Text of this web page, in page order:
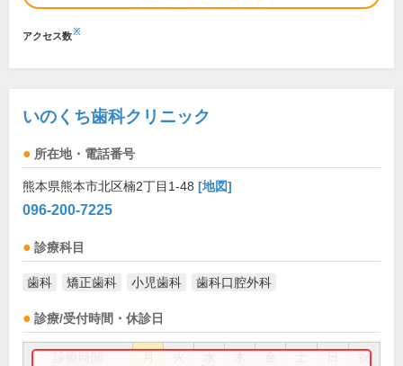
アクセス数※
いのくち歯科クリニック
所在地・電話番号
熊本県熊本市北区楠2丁目1-48 [地図]
096-200-7225
診療科目
歯科 矯正歯科 小児歯科 歯科口腔外科
診療/受付時間・休診日
祝